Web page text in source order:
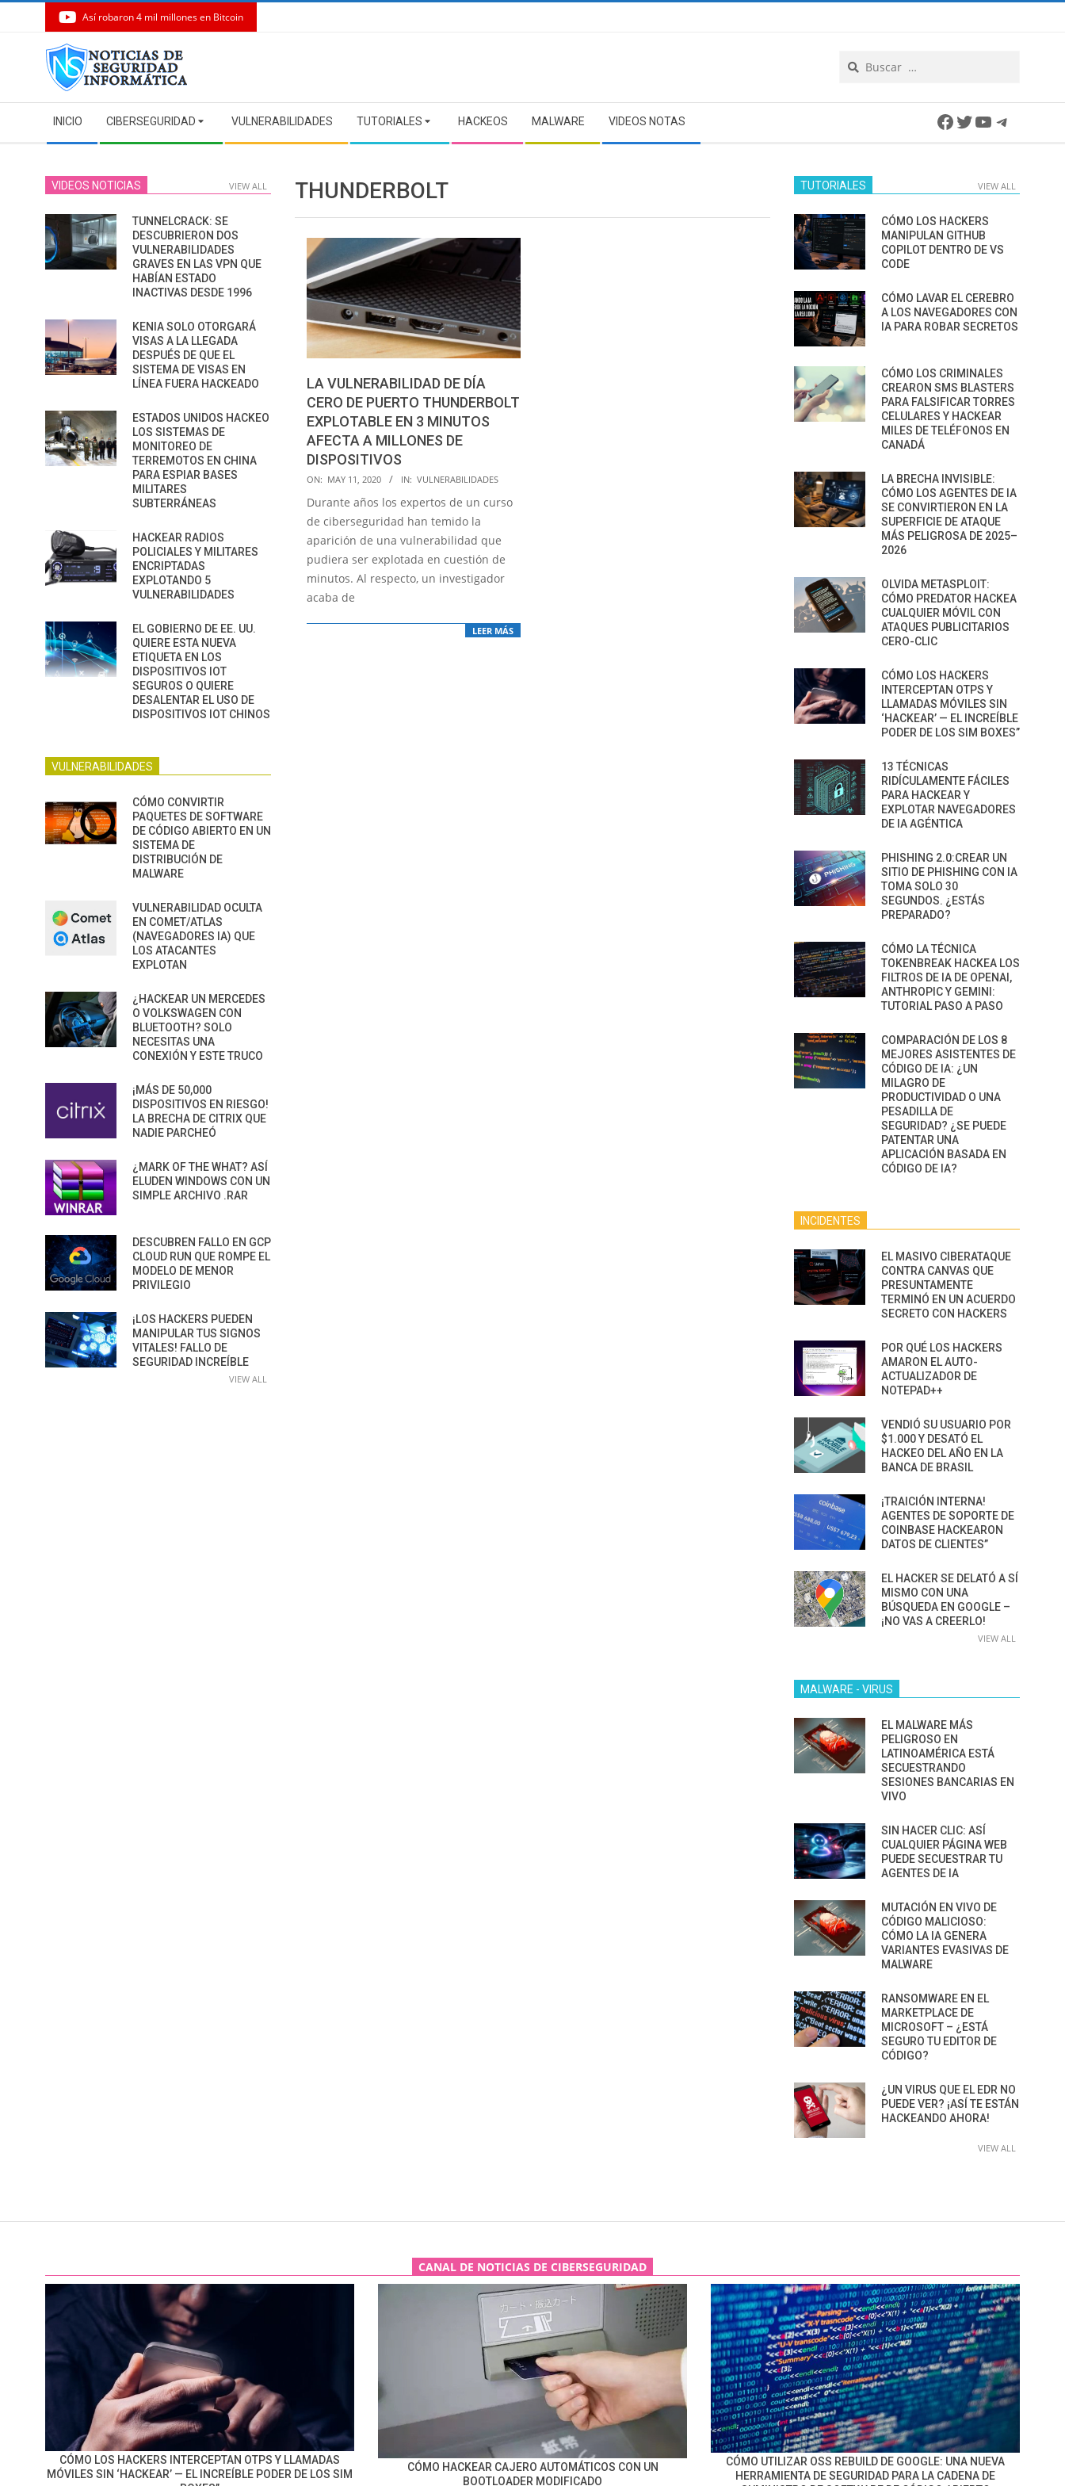
Así robaron 4 mil millones en Bitcoin
Navigation
Menu
INICIO CIBERSEGURIDAD VULNERABILIDADES TUTORIALES HACKEOS MALWARE VIDEOS NOTAS Facebook
Twitter
YouTube
THUNDERBOLT
LA VULNERABILIDAD DE DÍA
CERO DE PUERTO THUNDERBOLT
EXPLOTABLE EN 3 MINUTOS
AFECTA A MILLONES DE
DISPOSITIVOS
2020-
05-
11
ON: MAY 11, 2020 IN: VULNERABILIDADES
Durante años los expertos de un curso
de ciberseguridad han temido la
aparición de una vulnerabilidad que
pudiera ser explotada en cuestión de
minutos. Al respecto, un investigador
acaba de
LEER MÁS
VIDEOS NOTICIAS VIEW ALL
TUNNELCRACK: SE
DESCUBRIERON DOS
VULNERABILIDADES
GRAVES EN LAS VPN QUE
HABÍAN ESTADO
INACTIVAS DESDE 1996
KENIA SOLO OTORGARÁ
VISAS A LA LLEGADA
DESPUÉS DE QUE EL
SISTEMA DE VISAS EN
LÍNEA FUERA HACKEADO
ESTADOS UNIDOS HACKEO
LOS SISTEMAS DE
MONITOREO DE
TERREMOTOS EN CHINA
PARA ESPIAR BASES
MILITARES
SUBTERRÁNEAS
HACKEAR RADIOS
POLICIALES Y MILITARES
ENCRIPTADAS
EXPLOTANDO 5
VULNERABILIDADES
EL GOBIERNO DE EE. UU.
QUIERE ESTA NUEVA
ETIQUETA EN LOS
DISPOSITIVOS IOT
SEGUROS O QUIERE
DESALENTAR EL USO DE
DISPOSITIVOS IOT CHINOS
VULNERABILIDADES
CÓMO CONVIRTIR
PAQUETES DE SOFTWARE
DE CÓDIGO ABIERTO EN UN
SISTEMA DE
DISTRIBUCIÓN DE
MALWARE
VULNERABILIDAD OCULTA
EN COMET/ATLAS
(NAVEGADORES IA) QUE
LOS ATACANTES
EXPLOTAN
¿HACKEAR UN MERCEDES
O VOLKSWAGEN CON
BLUETOOTH? SOLO
NECESITAS UNA
CONEXIÓN Y ESTE TRUCO
¡MÁS DE 50,000
DISPOSITIVOS EN RIESGO!
LA BRECHA DE CITRIX QUE
NADIE PARCHEÓ
¿MARK OF THE WHAT? ASÍ
ELUDEN WINDOWS CON UN
SIMPLE ARCHIVO .RAR
DESCUBREN FALLO EN GCP
CLOUD RUN QUE ROMPE EL
MODELO DE MENOR
PRIVILEGIO
¡LOS HACKERS PUEDEN
MANIPULAR TUS SIGNOS
VITALES! FALLO DE
SEGURIDAD INCREÍBLE
VIEW ALL
TUTORIALES VIEW ALL
CÓMO LOS HACKERS
MANIPULAN GITHUB
COPILOT DENTRO DE VS
CODE
CÓMO LAVAR EL CEREBRO
A LOS NAVEGADORES CON
IA PARA ROBAR SECRETOS
CÓMO LOS CRIMINALES
CREARON SMS BLASTERS
PARA FALSIFICAR TORRES
CELULARES Y HACKEAR
MILES DE TELÉFONOS EN
CANADÁ
LA BRECHA INVISIBLE:
CÓMO LOS AGENTES DE IA
SE CONVIRTIERON EN LA
SUPERFICIE DE ATAQUE
MÁS PELIGROSA DE 2025–
2026
OLVIDA METASPLOIT:
CÓMO PREDATOR HACKEA
CUALQUIER MÓVIL CON
ATAQUES PUBLICITARIOS
CERO-CLIC
CÓMO LOS HACKERS
INTERCEPTAN OTPS Y
LLAMADAS MÓVILES SIN
‘HACKEAR’ — EL INCREÍBLE
PODER DE LOS SIM BOXES”
13 TÉCNICAS
RIDÍCULAMENTE FÁCILES
PARA HACKEAR Y
EXPLOTAR NAVEGADORES
DE IA AGÉNTICA
PHISHING 2.0:CREAR UN
SITIO DE PHISHING CON IA
TOMA SOLO 30
SEGUNDOS. ¿ESTÁS
PREPARADO?
CÓMO LA TÉCNICA
TOKENBREAK HACKEA LOS
FILTROS DE IA DE OPENAI,
ANTHROPIC Y GEMINI:
TUTORIAL PASO A PASO
COMPARACIÓN DE LOS 8
MEJORES ASISTENTES DE
CÓDIGO DE IA: ¿UN
MILAGRO DE
PRODUCTIVIDAD O UNA
PESADILLA DE
SEGURIDAD? ¿SE PUEDE
PATENTAR UNA
APLICACIÓN BASADA EN
CÓDIGO DE IA?
INCIDENTES
EL MASIVO CIBERATAQUE
CONTRA CANVAS QUE
PRESUNTAMENTE
TERMINÓ EN UN ACUERDO
SECRETO CON HACKERS
POR QUÉ LOS HACKERS
AMARON EL AUTO-
ACTUALIZADOR DE
NOTEPAD++
VENDIÓ SU USUARIO POR
$1.000 Y DESATÓ EL
HACKEO DEL AÑO EN LA
BANCA DE BRASIL
¡TRAICIÓN INTERNA!
AGENTES DE SOPORTE DE
COINBASE HACKEARON
DATOS DE CLIENTES”
EL HACKER SE DELATÓ A SÍ
MISMO CON UNA
BÚSQUEDA EN GOOGLE –
¡NO VAS A CREERLO!
VIEW ALL
MALWARE - VIRUS
EL MALWARE MÁS
PELIGROSO EN
LATINOAMÉRICA ESTÁ
SECUESTRANDO
SESIONES BANCARIAS EN
VIVO
SIN HACER CLIC: ASÍ
CUALQUIER PÁGINA WEB
PUEDE SECUESTRAR TU
AGENTES DE IA
MUTACIÓN EN VIVO DE
CÓDIGO MALICIOSO:
CÓMO LA IA GENERA
VARIANTES EVASIVAS DE
MALWARE
RANSOMWARE EN EL
MARKETPLACE DE
MICROSOFT – ¿ESTÁ
SEGURO TU EDITOR DE
CÓDIGO?
¿UN VIRUS QUE EL EDR NO
PUEDE VER? ¡ASÍ TE ESTÁN
HACKEANDO AHORA!
VIEW ALL
CANAL DE NOTICIAS DE CIBERSEGURIDAD
CÓMO LOS HACKERS INTERCEPTAN OTPS Y LLAMADAS
MÓVILES SIN ‘HACKEAR’ — EL INCREÍBLE PODER DE LOS SIM
CÓMO HACKEAR CAJERO AUTOMÁTICOS CON UN
BOOTLOADER MODIFICADO
CÓMO UTILIZAR OSS REBUILD DE GOOGLE: UNA NUEVA
HERRAMIENTA DE SEGURIDAD PARA LA CADENA DE